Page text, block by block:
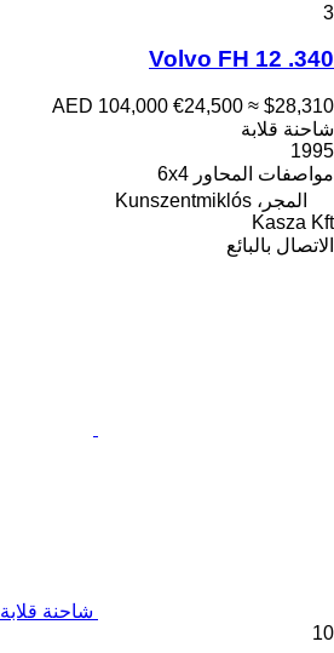
3
Volvo FH 12 .340
AED 104,000 €24,500 ≈ $28,310
شاحنة قلابة
1995
مواصفات المحاور 6x4
المجر، Kunszentmiklós
Kasza Kft
الاتصال بالبائع
شاحنة قلابة Volvo FH 16 600
10